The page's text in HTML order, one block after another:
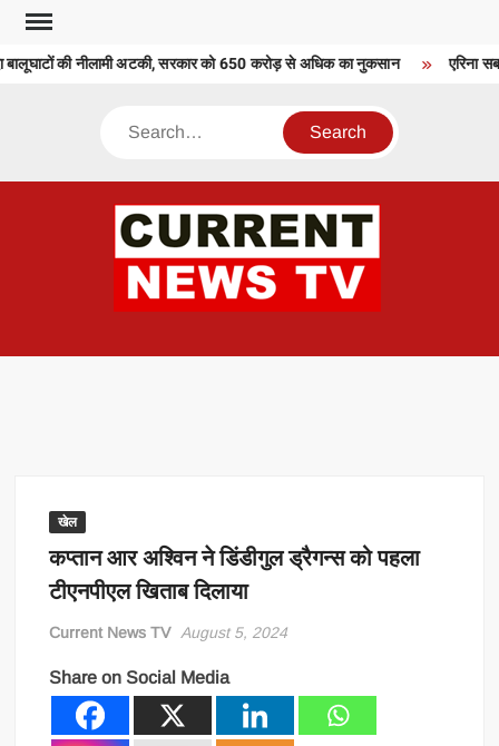
Skip
content की नीलामी अटकी, सरकार को 650 करोड़ से अधिक का नुकसान एरिना
Search
खेल
कप्तान आर अश्विन ने डिंडीगुल ड्रैगन्स को पहला
टीएनपीएल खिताब दिलाया
Current News TV August 5, 2024
Share on Social Media